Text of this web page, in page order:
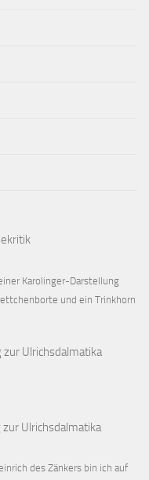
Karolinger-Darstellung
und ein Trinkhorn
zur Ulrichsdalmatika
zur Ulrichsdalmatika
des Zänkers bin ich auf